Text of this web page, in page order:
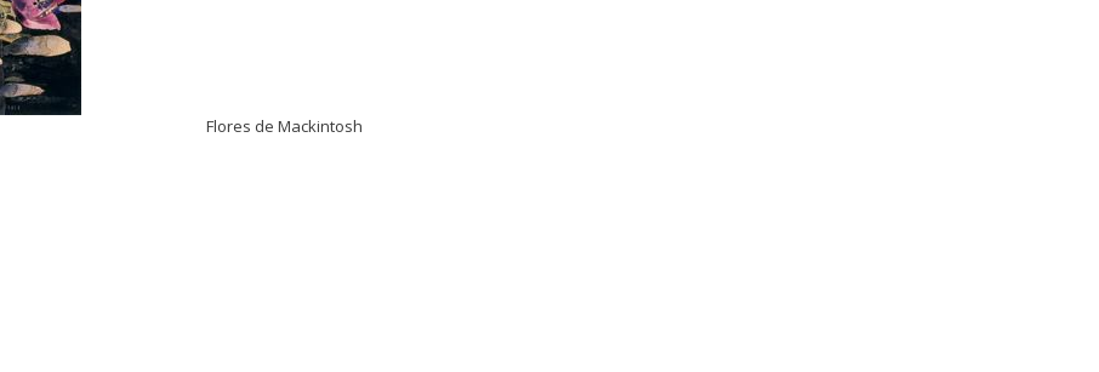
Flores de Mackintosh